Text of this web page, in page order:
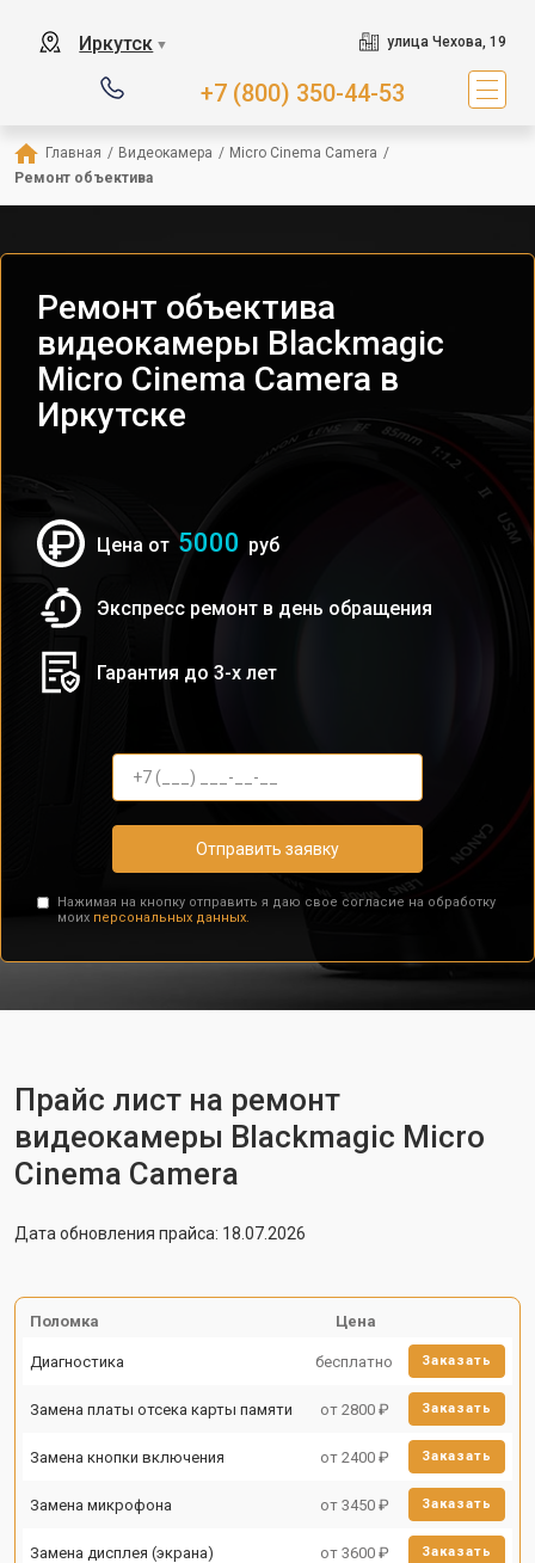
Иркутск ▼ улица Чехова, 19
+7 (800) 350-44-53
Главная / Видеокамера / Micro Cinema Camera /
Ремонт объектива
Ремонт объектива
видеокамеры Blackmagic
Micro Cinema Camera в
Иркутске
Цена от 5000 руб
Экспресс ремонт в день обращения
Гарантия до 3-х лет
Отправить заявку
Нажимая на кнопку отправить я даю свое согласие на обработку
моих персональных данных.
Прайс лист на ремонт
видеокамеры Blackmagic Micro
Cinema Camera
Дата обновления прайса: 18.07.2026
Поломка Цена
Диагностика бесплатно Заказать
Замена платы отсека карты памяти от 2800 ₽ Заказать
Замена кнопки включения от 2400 ₽ Заказать
Замена микрофона от 3450 ₽ Заказать
Замена дисплея (экрана) от 3600 ₽ Заказать